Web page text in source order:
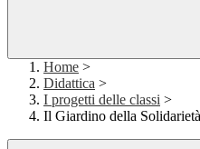
Home >
Didattica >
I progetti delle classi >
Il Giardino della